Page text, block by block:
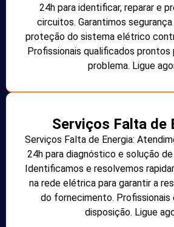
24h para identificar, reparar e
circuitos. Garantimos
proteção do sistema elétrico
Profissionais qualificados prontos
problema. Ligue
Serviços Falta de
Serviços Falta de Energia:
24h para diagnóstico e solução
Identificamos e resolvemos
na rede elétrica para garantir a
do fornecimento. Profissionais
disposição. Ligue